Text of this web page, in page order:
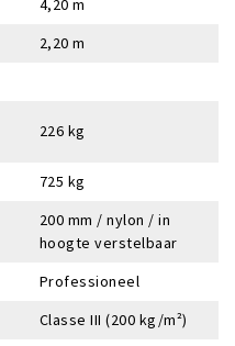
4,20 m
2,20 m
226 kg
725 kg
200 mm / nylon / in
hoogte verstelbaar
Professioneel
Classe III (200 kg/m²)